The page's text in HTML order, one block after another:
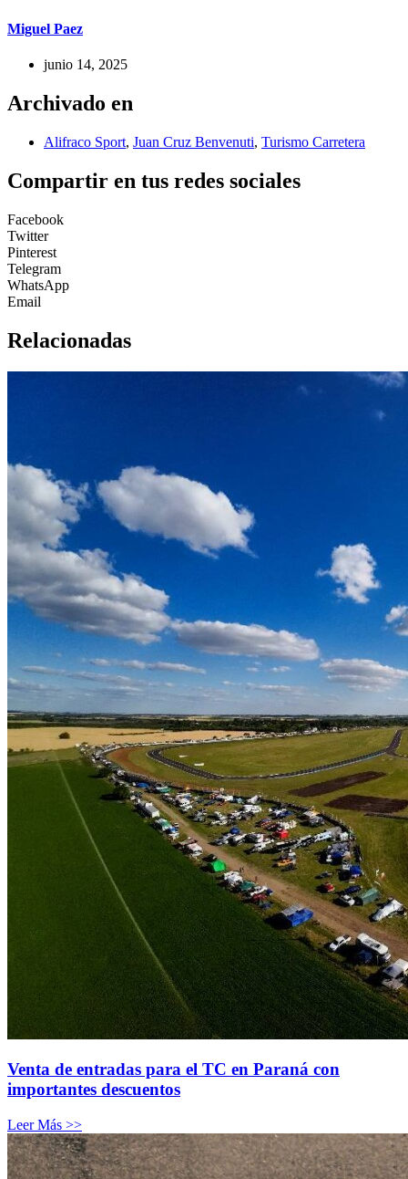
Miguel Paez
junio 14, 2025
Archivado en
Alifraco Sport, Juan Cruz Benvenuti, Turismo Carretera
Compartir en tus redes sociales
Facebook
Twitter
Pinterest
Telegram
WhatsApp
Email
Relacionadas
Venta de entradas para el TC en Paraná con
importantes descuentos
Leer Más >>